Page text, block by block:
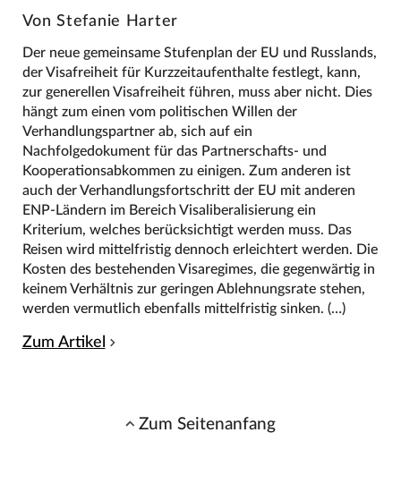
Von Stefanie Harter
Der neue gemeinsame Stufenplan der EU und Russlands,
der Visafreiheit für Kurzzeitaufenthalte festlegt, kann,
zur generellen Visafreiheit führen, muss aber nicht. Dies
hängt zum einen vom politischen Willen der
Verhandlungspartner ab, sich auf ein
Nachfolgedokument für das Partnerschafts- und
Kooperationsabkommen zu einigen. Zum anderen ist
auch der Verhandlungsfortschritt der EU mit anderen
ENP-Ländern im Bereich Visaliberalisierung ein
Kriterium, welches berücksichtigt werden muss. Das
Reisen wird mittelfristig dennoch erleichtert werden. Die
Kosten des bestehenden Visaregimes, die gegenwärtig in
keinem Verhältnis zur geringen Ablehnungsrate stehen,
werden vermutlich ebenfalls mittelfristig sinken. (…)
Zum Artikel
Zum Seitenanfang